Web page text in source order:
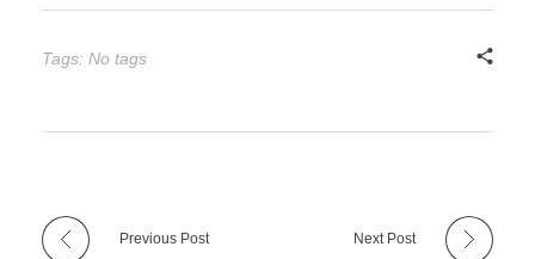
Tags: No tags
Previous Post Next Post